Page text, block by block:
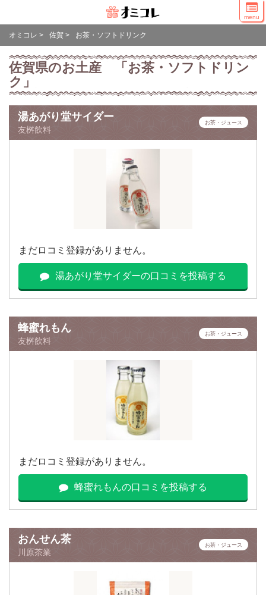
menu
オミコレ > 佐賀 > お茶・ソフトドリンク
佐賀県のお土産 「お茶・ソフトドリン
ク」
湯あがり堂サイダー
友桝飲料
お茶・ジュース
まだロコミ登録がありません。
湯あがり堂サイダーの口コミを投稿する
蜂蜜れもん
友桝飲料
お茶・ジュース
まだロコミ登録がありません。
蜂蜜れもんの口コミを投稿する
おんせん茶
川原茶業
お茶・ジュース